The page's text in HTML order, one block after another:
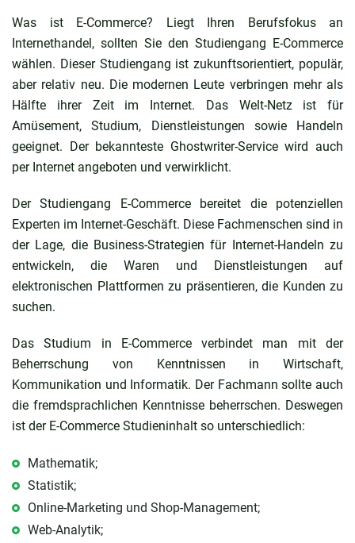
Was ist E-Commerce? Liegt Ihren Berufsfokus an
Internethandel, sollten Sie den Studiengang E-Commerce
wählen. Dieser Studiengang ist zukunftsorientiert, populär,
aber relativ neu. Die modernen Leute verbringen mehr als
Hälfte ihrer Zeit im Internet. Das Welt-Netz ist für
Amüsement, Studium, Dienstleistungen sowie Handeln
geeignet. Der bekannteste Ghostwriter-Service wird auch
per Internet angeboten und verwirklicht.
Der Studiengang E-Commerce bereitet die potenziellen
Experten im Internet-Geschäft. Diese Fachmenschen sind in
der Lage, die Business-Strategien für Internet-Handeln zu
entwickeln, die Waren und Dienstleistungen auf
elektronischen Plattformen zu präsentieren, die Kunden zu
suchen.
Das Studium in E-Commerce verbindet man mit der
Beherrschung von Kenntnissen in Wirtschaft,
Kommunikation und Informatik. Der Fachmann sollte auch
die fremdsprachlichen Kenntnisse beherrschen. Deswegen
ist der E-Commerce Studieninhalt so unterschiedlich:
Mathematik;
Statistik;
Online-Marketing und Shop-Management;
Web-Analytik;